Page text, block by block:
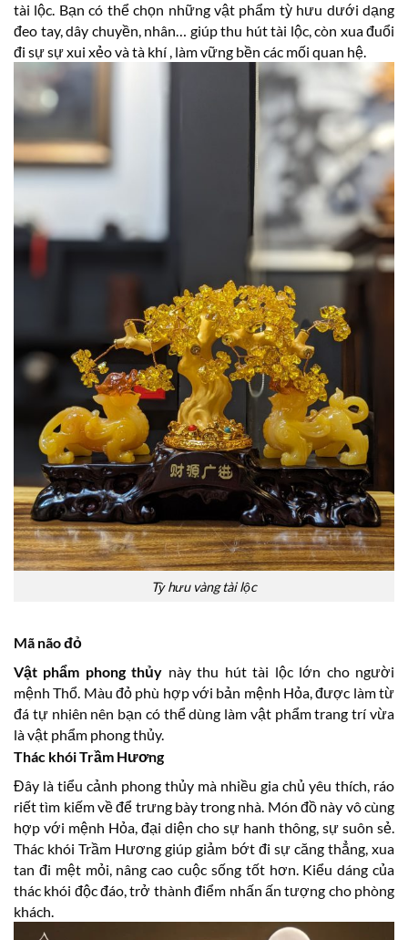
tài lộc. Bạn có thể chọn những vật phẩm tỳ hưu dưới dạng
đeo tay, dây chuyền, nhân… giúp thu hút tài lộc, còn xua đuổi
đi sự sự xui xẻo và tà khí , làm vững bền các mối quan hệ.
Tỳ hưu vàng tài lộc
Mã não đỏ
Vật phẩm phong thủy này thu hút tài lộc lớn cho người
mệnh Thổ. Màu đỏ phù hợp với bản mệnh Hỏa, được làm từ
đá tự nhiên nên bạn có thể dùng làm vật phẩm trang trí vừa
là vật phẩm phong thủy.
Thác khói Trầm Hương
Đây là tiểu cảnh phong thủy mà nhiều gia chủ yêu thích, ráo
riết tìm kiếm về để trưng bày trong nhà. Món đồ này vô cùng
hợp với mệnh Hỏa, đại diện cho sự hanh thông, sự suôn sẻ.
Thác khói Trầm Hương giúp giảm bớt đi sự căng thẳng, xua
tan đi mệt mỏi, nâng cao cuộc sống tốt hơn. Kiểu dáng của
thác khói độc đáo, trở thành điểm nhấn ấn tượng cho phòng
khách.